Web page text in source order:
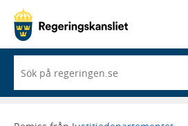
du
börjar
skriva